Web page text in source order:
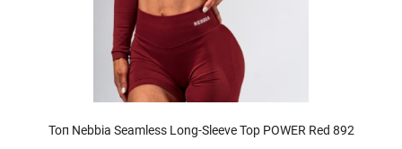
Топ Nebbia Seamless Long-Sleeve Top POWER Red 892